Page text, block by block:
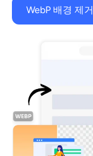
WebP 배경 제거